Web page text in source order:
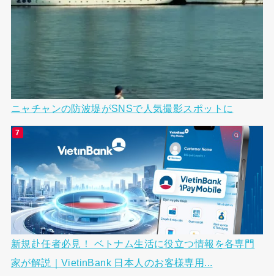
ニャチャンの防波堤がSNSで人気撮影スポットに
新規赴任者必見！ ベトナム生活に役立つ情報を各専門
家が解説｜VietinBank 日本人のお客様専用...